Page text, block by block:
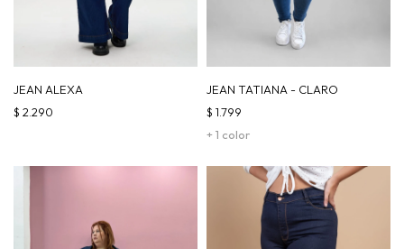
JEAN ALEXA
$ 2.290
JEAN TATIANA - CLARO
+ 1 color
$ 1.799